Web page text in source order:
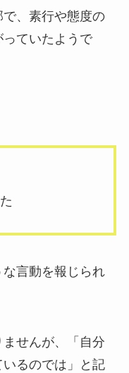
、素行や態度の
ていたようで
言動を報じられ
せんが、「自分
るのでは」と記